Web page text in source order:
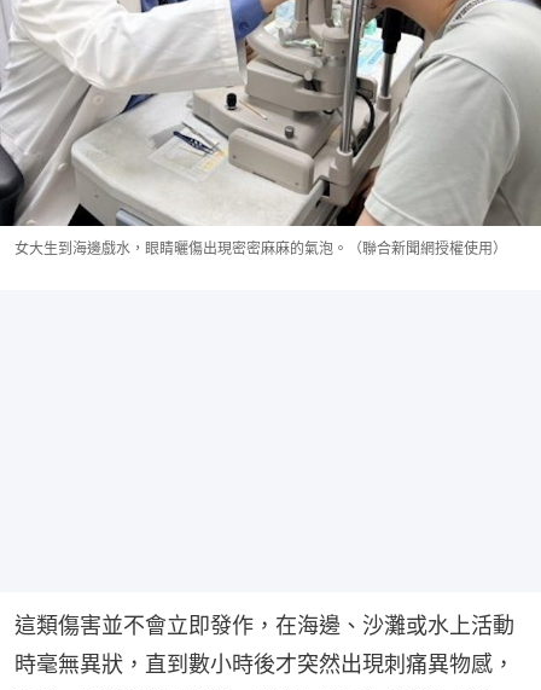
女大生到海邊戲水，眼睛曬傷出現密密麻麻的氣泡。（聯合新聞網授權使用）
這類傷害並不會立即發作，在海邊、沙灘或水上活動
時毫無異狀，直到數小時後才突然出現刺痛異物感，